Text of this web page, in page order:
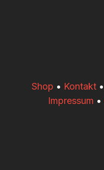
​​Shop • Kontakt •
Impressum •